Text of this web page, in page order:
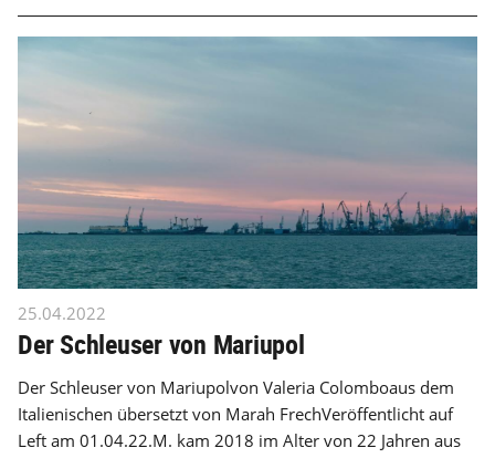
25.04.2022
Der Schleuser von Mariupol
Der Schleuser von Mariupolvon Valeria Colomboaus dem
Italienischen übersetzt von Marah FrechVeröffentlicht auf
Left am 01.04.22.M. kam 2018 im Alter von 22 Jahren aus